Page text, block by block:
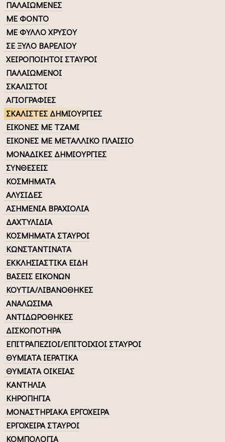
ΠΑΛΑΙΩΜΕΝΕΣ
ΜΕ ΦΟΝΤΟ
ΜΕ ΦΥΛΛΟ ΧΡΥΣΟΥ
ΣΕ ΞΥΛΟ ΒΑΡΕΛΙΟΥ
ΧΕΙΡΟΠΟΙΗΤΟΙ ΣΤΑΥΡΟΙ
ΠΑΛΑΙΩΜΕΝΟΙ
ΣΚΑΛΙΣΤΟΙ
ΑΓΙΟΓΡΑΦΙΕΣ
ΣΚΑΛΙΣΤΕΣ ΔΗΜΙΟΥΡΓΙΕΣ
ΕΙΚΟΝΕΣ ΜΕ ΤΖΑΜΙ
ΕΙΚΟΝΕΣ ΜΕ ΜΕΤΑΛΛΙΚΟ ΠΛΑΙΣΙΟ
ΜΟΝΑΔΙΚΕΣ ΔΗΜΙΟΥΡΓΙΕΣ
ΣΥΝΘΕΣΕΙΣ
ΚΟΣΜΗΜΑΤΑ
ΑΛΥΣΙΔΕΣ
ΑΣΗΜΕΝΙΑ ΒΡΑΧΙΟΛΙΑ
ΔΑΧΤΥΛΙΔΙΑ
ΚΟΣΜΗΜΑΤΑ ΣΤΑΥΡΟΙ
ΚΩΝΣΤΑΝΤΙΝΑΤΑ
ΕΚΚΛΗΣΙΑΣΤΙΚΑ ΕΙΔΗ
ΒΑΣΕΙΣ ΕΙΚΟΝΩΝ
ΚΟΥΤΙΑ/ΛΙΒΑΝΟΘΗΚΕΣ
ΑΝΑΛΩΣΙΜΑ
ΑΝΤΙΔΩΡΟΘΗΚΕΣ
ΔΙΣΚΟΠΟΤΗΡΑ
ΕΠΙΤΡΑΠΕΖΙΟΙ/ΕΠΙΤΟΙΧΙΟΙ ΣΤΑΥΡΟΙ
ΘΥΜΙΑΤΑ ΙΕΡΑΤΙΚΑ
ΘΥΜΙΑΤΑ ΟΙΚΕΙΑΣ
ΚΑΝΤΗΛΙΑ
ΚΗΡΟΠΗΓΙΑ
ΜΟΝΑΣΤΗΡΙΑΚΑ ΕΡΓΟΧΕΙΡΑ
ΕΡΓΟΧΕΙΡΑ ΣΤΑΥΡΟΙ
ΚΟΜΠΟΛΟΓΙΑ